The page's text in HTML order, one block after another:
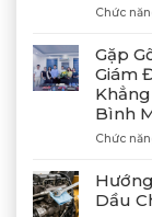
Chức
Gặp
Giám
Bình
Chức
Dầu